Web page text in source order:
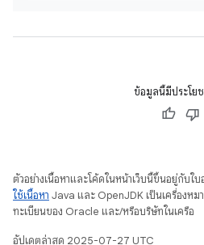
ข้อมูลนี้มีประโย
ตัวอย่างเนื้อหาและโค้ดในหน้าเว็บนี้ขึ้นอยู่กับใ
ใช้เนื้อหา Java และ OpenJDK เป็นเครื่องหม
ทะเบียนของ Oracle และ/หรือบริษัทในเครือ
อัปเดตล่าสุด 2025-07-27 UTC